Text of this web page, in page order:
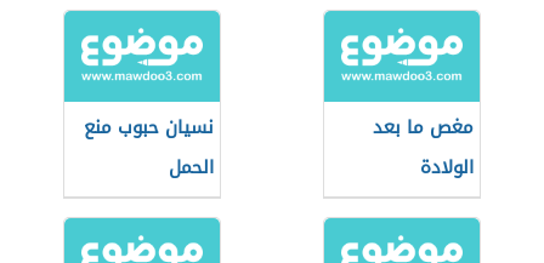
مغص ما بعد
الولادة
نسيان حبوب منع
الحمل